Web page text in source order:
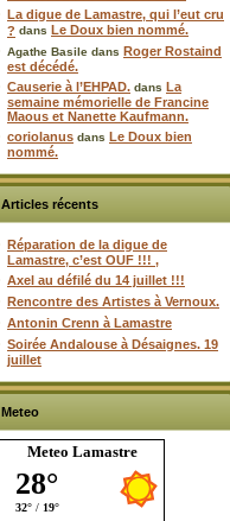
La digue de Lamastre, qui l’eut cru
? dans Le Doux bien nommé.
Agathe Basile dans Roger Rostaind
est décédé.
Causerie à l’EHPAD. dans La
semaine mémorielle de Francine
Maous et Nanette Kaufmann.
coriolanus dans Le Doux bien
nommé.
Articles récents
Réparation de la digue de
Lamastre, c’est OUF !!! ,
Axel au défilé du 14 juillet !!!
Rencontre des Artistes à Vernoux.
Antonin Crenn à Lamastre
Soirée Andalouse à Désaignes. 19
juillet
Meteo
Meteo Lamastre